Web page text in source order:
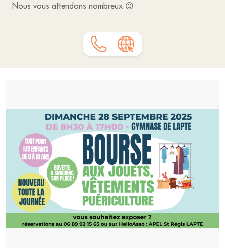
Nous vous attendons nombreux 😉